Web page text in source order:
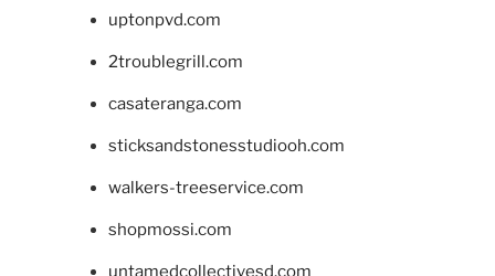
uptonpvd.com
2troublegrill.com
casateranga.com
sticksandstonesstudiooh.com
walkers-treeservice.com
shopmossi.com
untamedcollectivesd.com